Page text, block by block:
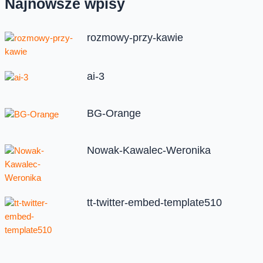
Najnowsze wpisy
rozmowy-przy-kawie
ai-3
BG-Orange
Nowak-Kawalec-Weronika
tt-twitter-embed-template510